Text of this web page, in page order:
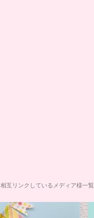
相互リンクしているメディア様一覧